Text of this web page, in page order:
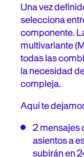
Una vez
selecciona
componente.
multivariante
todas las
la necesidad
compleja.
Aquí te
2 mensajes
asientos a
subirán en